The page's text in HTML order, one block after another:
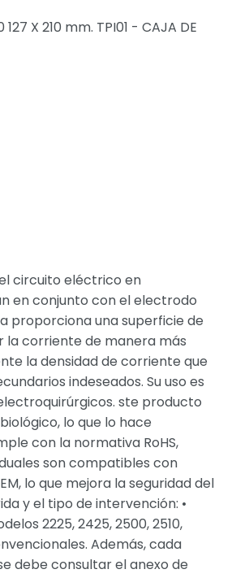
127 X 210 mm. TPI01 - CAJA DE
circuito eléctrico en
en conjunto con el electrodo
proporciona una superficie de
corriente de manera más
la densidad de corriente que
indeseados. Su uso es
ste producto
lo que lo hace
con la normativa RoHS,
son compatibles con
lo que mejora la seguridad del
y el tipo de intervención: •
2225, 2425, 2500, 2510,
Además, cada
debe consultar el anexo de